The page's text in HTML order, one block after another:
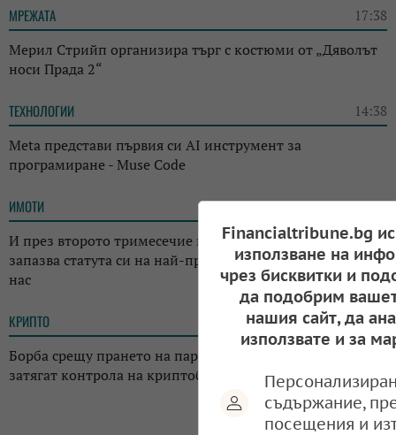
МРЕЖАТА 17:38
Мерил Стрийп организира търг с костюми от „Дяволът
носи Прада 2“
ТЕХНОЛОГИИ 14:38
Meta представи първия си AI инструмент за
програмиране - Muse Code
ИМОТИ 13:14
И през второто тримесечие на годината: Къщата
запазва статута си на най-предпочитаното жилище у
нас
КРИПТО 13:02
Борба срещу прането на пари: Регулаторите в Япония
затягат контрола на криптоборсите в страната
Financialtribune.bg
използване на
чрез бисквитки и
да подобрим
нашия сайт, да
използвате и за
съдържание,
посещения и